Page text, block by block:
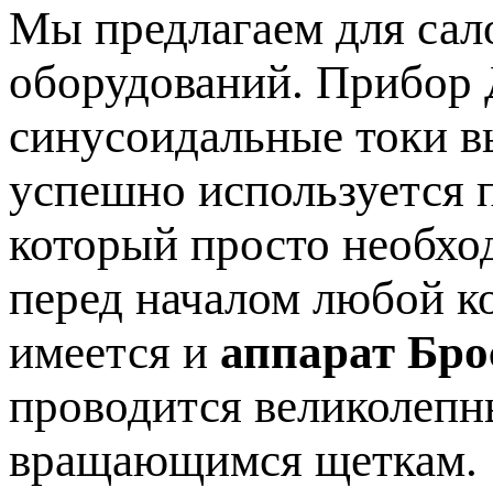
Мы предлагаем для
оборудований. Прибор
синусоидальные токи
успешно используется
который просто
перед началом любой
имеется и аппарат
проводится
вращающимся щеткам.